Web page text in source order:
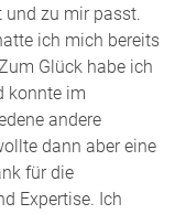
und zu mir passt.
ich mich bereits
Glück habe ich
konnte im
andere
dann aber eine
für die
Expertise. Ich